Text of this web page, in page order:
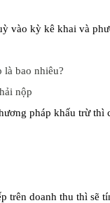
vào kỳ kê khai và
nộp
pháp khấu trừ thì
doanh thu thì sẽ